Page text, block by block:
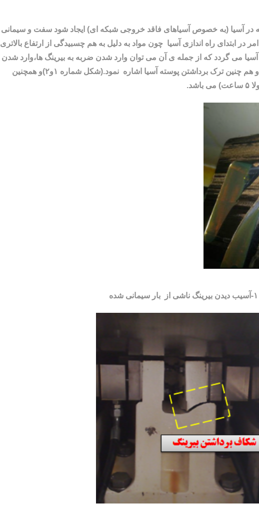
به هر دلیلی توقفی بیشتر از ۲۰-۱۵ دقیقه در آسیا (به خصوص آسیاهای فاقد خروجی شبکه ای) ایجاد شود سفت و سیمانی
در ابتدای راه اندازی آسیا چون مواد به دلیل به هم چسبیدگی از ارتفاع بالاتری
می گردد که از جمله ی آن می توان وارد شدن ضربه به بیرینگ ها،وارد شدن
ضربه مستقیم به آسترها و شکسته شدن آن ها و هم چنین ترک برداشتن پوسته آسیا اشاره نمود.(شکل شماره ۱و۲)و همچنین